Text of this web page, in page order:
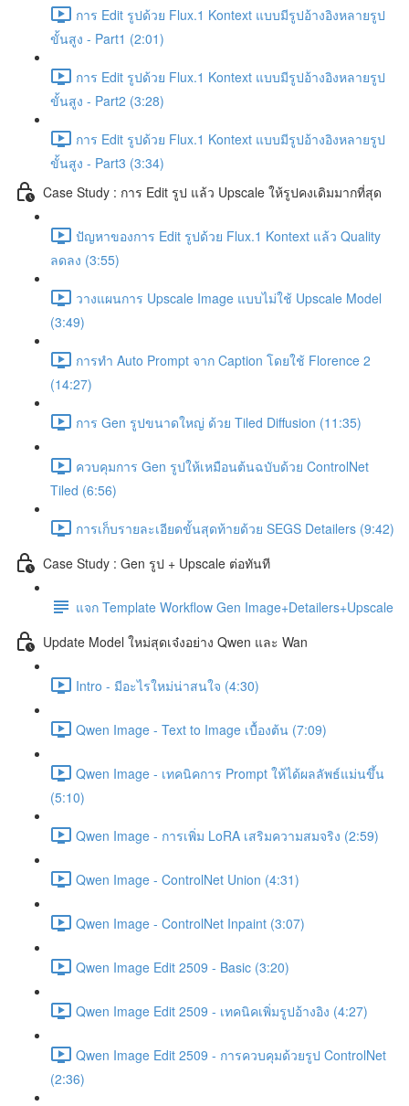
การ Edit รูปด้วย Flux.1 Kontext แบบมีรูปอ้างอิงหลายรูป
ขั้นสูง - Part1 (2:01)
การ Edit รูปด้วย Flux.1 Kontext แบบมีรูปอ้างอิงหลายรูป
ขั้นสูง - Part2 (3:28)
การ Edit รูปด้วย Flux.1 Kontext แบบมีรูปอ้างอิงหลายรูป
ขั้นสูง - Part3 (3:34)
Case Study : การ Edit รูป แล้ว Upscale ให้รูปคงเดิมมากที่สุด
ปัญหาของการ Edit รูปด้วย Flux.1 Kontext แล้ว Quality
ลดลง (3:55)
วางแผนการ Upscale Image แบบไม่ใช้ Upscale Model
(3:49)
การทำ Auto Prompt จาก Caption โดยใช้ Florence 2
(14:27)
การ Gen รูปขนาดใหญ่ ด้วย Tiled Diffusion (11:35)
ควบคุมการ Gen รูปให้เหมือนต้นฉบับด้วย ControlNet
Tiled (6:56)
การเก็บรายละเอียดขั้นสุดท้ายด้วย SEGS Detailers (9:42)
Case Study : Gen รูป + Upscale ต่อทันที
แจก Template Workflow Gen Image+Detailers+Upscale
Update Model ใหม่สุดเจ๋งอย่าง Qwen และ Wan
Intro - มีอะไรใหม่น่าสนใจ (4:30)
Qwen Image - Text to Image เบื้องต้น (7:09)
Qwen Image - เทคนิคการ Prompt ให้ได้ผลลัพธ์แม่นขึ้น
(5:10)
Qwen Image - การเพิ่ม LoRA เสริมความสมจริง (2:59)
Qwen Image - ControlNet Union (4:31)
Qwen Image - ControlNet Inpaint (3:07)
Qwen Image Edit 2509 - Basic (3:20)
Qwen Image Edit 2509 - เทคนิคเพิ่มรูปอ้างอิง (4:27)
Qwen Image Edit 2509 - การควบคุมด้วยรูป ControlNet
(2:36)